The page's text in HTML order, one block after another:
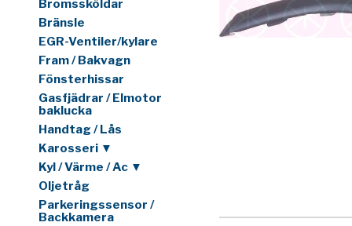
Bromssköldar
Bränsle
EGR-Ventiler/kylare
Fram / Bakvagn
Fönsterhissar
Gasfjädrar / Elmotor
baklucka
Handtag / Lås
Karosseri ▼
Kyl / Värme / Ac ▼
Oljetråg
Parkeringssensor /
Backkamera